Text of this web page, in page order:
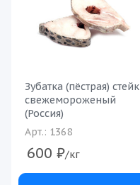
Зубатка (пёстрая) стейк
свежемороженый
(Россия)
Арт.: 1368
600 ₽/кг